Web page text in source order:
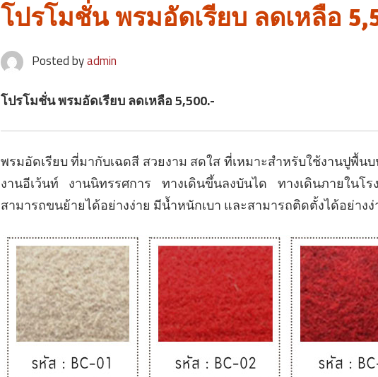
โปรโมชั่น พรมอัดเรียบ ลดเหลือ
Posted byadmin
โปรโมชั่น พรมอัดเรียบ ลดเหลือ 5,500.-
พรมอัดเรียบ ที่มากับเฉดสี สวยงาม สดใส ที่เหมาะสำหรับใช้งานปูพื้น
งานอีเว้นท์ งานนิทรรศการ ทางเดินขึ้นลงบันได ทางเดินภายในโ
สามารถขนย้ายได้อย่างง่าย มีน้ำหนักเบา และสามารถติดตั้งได้อย่างง่